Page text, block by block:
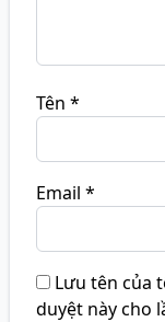
Tên *
Email *
Lưu tên của
duyệt này cho